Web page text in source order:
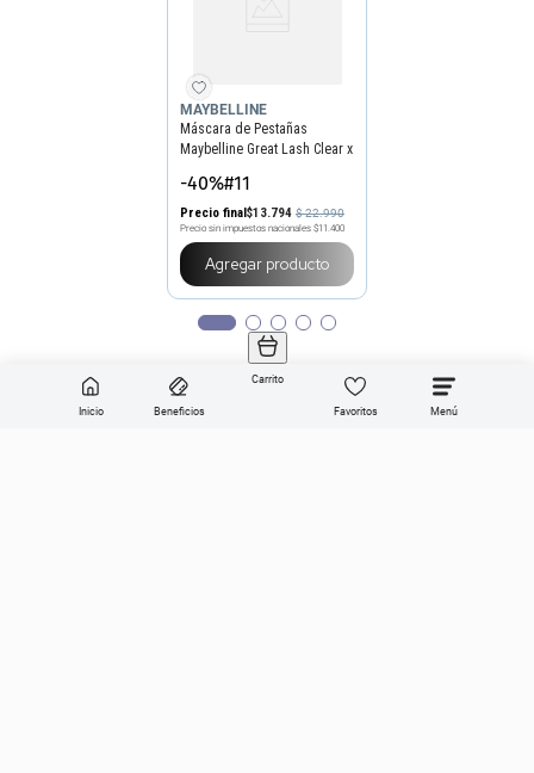
Inicio Beneficios
Carrito
Favoritos
MAYBELLINE
Máscara de Pestañas
Maybelline Great Lash Clear x
-40%#11
Precio final$13.794 $22.990
Precio sin impuestos nacionales $11.400
Agregar producto